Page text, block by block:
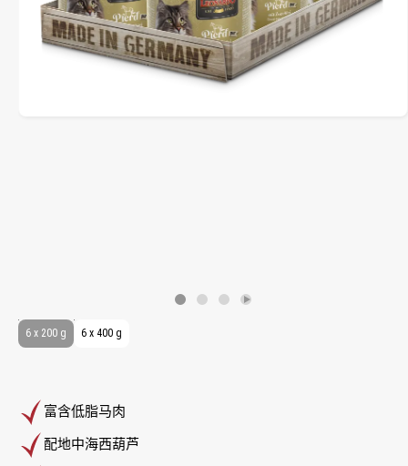
富含低脂马肉
配地中海西葫芦
6 x 200 g 6 x 400 g